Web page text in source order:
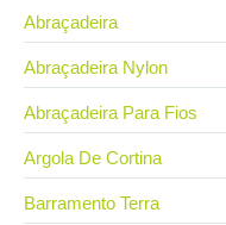
Abraçadeira
Abraçadeira Nylon
Abraçadeira Para Fios
Argola De Cortina
Barramento Terra